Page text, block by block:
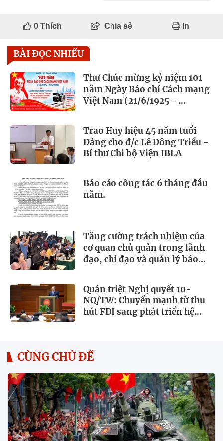
0Thích Chia sẻ In
BÀI ĐỌC NHIỀU
Thư Chúc mừng kỷ niệm 101
năm Ngày Báo chí Cách mạng
Việt Nam (21/6/1925 –
Trao Huy hiệu 45 năm tuổi
Đảng cho đ/c Lê Đông Triều -
Bí thư Chi bộ Viện IBLA
Báo cáo công tác 6 tháng đầu
năm.
Tăng cường trách nhiệm của
cơ quan chủ quản trong lãnh
đạo, chỉ đạo và quản lý báo
Quán triệt Nghị quyết 10-
NQ/TW: Chuyển mạnh từ thu
hút FDI sang phát triển hệ
CÙNG CHỦ ĐỀ